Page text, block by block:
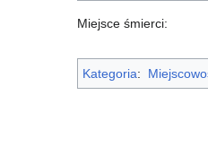
Miejsce śmierci:
Kategoria: